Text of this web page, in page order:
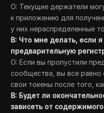
О: Текущие держатели
к приложению для
у них нераспределенные
В: Что мне делать, если я
предварительную
О: Если вы пропустили
сообщества, вы все
свои токены после того,
В: Будет ли
зависеть от